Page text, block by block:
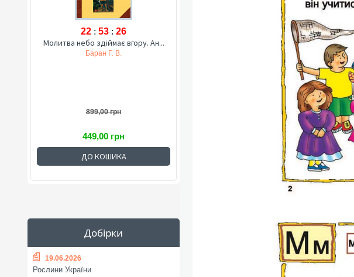
22 : 53 : 25
Молитва небо здіймає вгору. Ан...
Баран Г. В.
899,00 грн
449,00 грн
ДО КОШИКА
Добірки
19.06.2026
Рослини України